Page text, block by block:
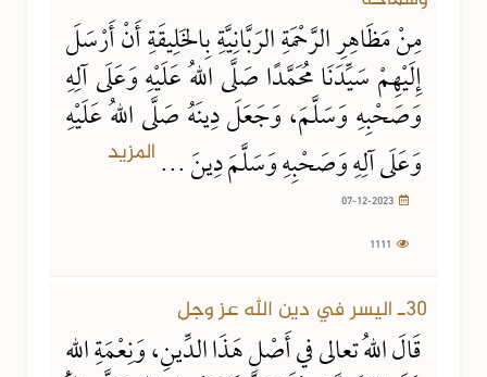
مِنْ مَظَاهِرِ الرَّحْمَةِ الرَبَّانِيَّةِ بِالخَلِيقَةِ أَنْ أَرْسَلَ
إِلَيْهِمْ سَيِّدَنَا مُحَمَّدًا صَلَّى اللهُ عَلَيْهِ وَعَلَى آلِهِ
وَصَحْبِهِ وَسَلَّمَ، وَجَعَلَ دِينَهُ صَلَّى اللهُ عَلَيْهِ
وَعَلَى آلِهِ وَصَحْبِهِ وَسَلَّمَ دِينَ ... المزيد
30ـ اليسر في دين الله عز وجل
قَالَ اللهُ تعالى في أَصْلِ هَذَا الدِّينِ، وَنِعْمَةِ اللهِ